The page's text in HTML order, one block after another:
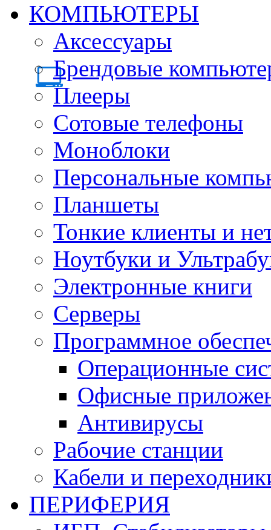
КОМПЬЮТЕРЫ
Аксессуары
Брендовые
Плееры
Сотовые телефоны
Моноблоки
Персональные
Планшеты
Тонкие клиенты и
Ноутбуки и
Электронные книги
Серверы
Программное
Операционные
Офисные
Антивирусы
Рабочие станции
Кабели и
ПЕРИФЕРИЯ